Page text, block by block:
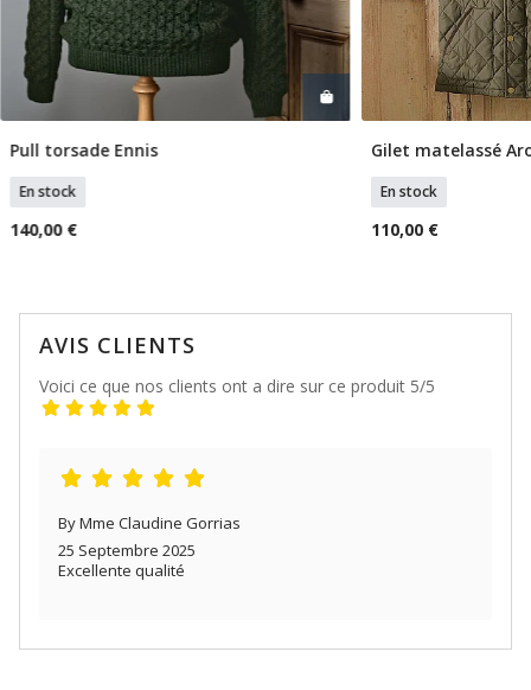
Sélectionner Tailles
Pull torsade Ennis
En stock
140,00 €
Gilet matelassé
En stock
110,00 €
AVIS CLIENTS
Voici ce que nos clients ont a dire sur ce produit 5/5
By Mme Claudine Gorrias
25 Septembre 2025
Excellente qualité